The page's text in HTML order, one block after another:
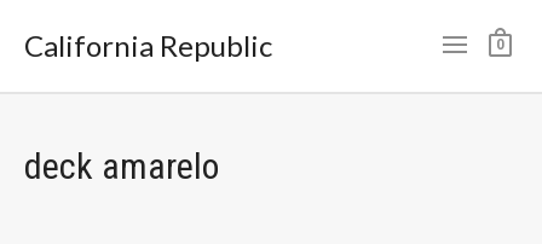
California Republic 0
deck amarelo